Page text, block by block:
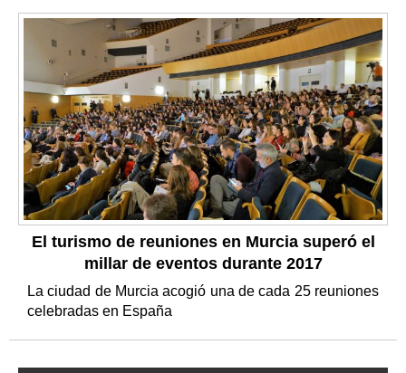
El turismo de reuniones en Murcia superó el
millar de eventos durante 2017
La ciudad de Murcia acogió una de cada 25 reuniones
celebradas en España